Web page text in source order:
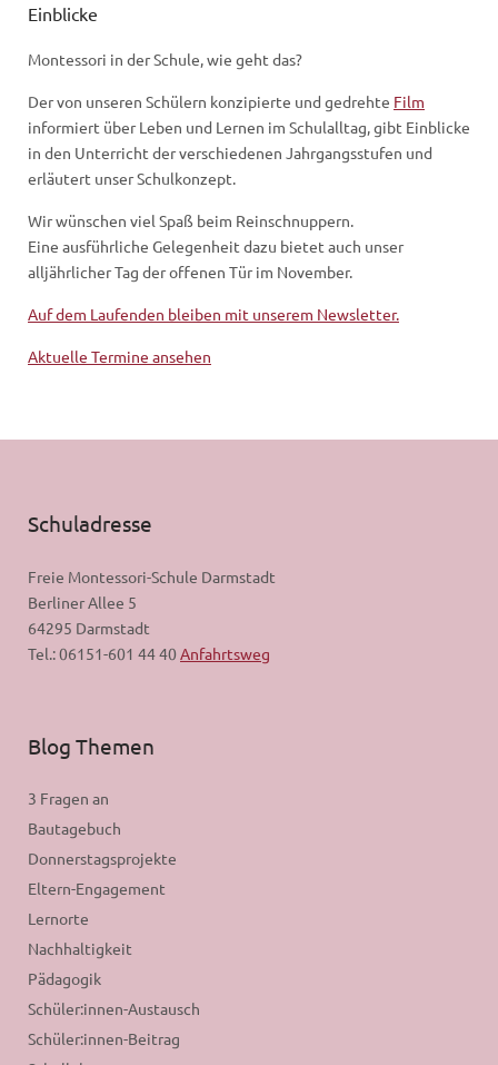
Einblicke
Montessori in der Schule, wie geht das?
Der von unseren Schülern konzipierte und gedrehte Film
informiert über Leben und Lernen im Schulalltag, gibt Einblicke
in den Unterricht der verschiedenen Jahrgangsstufen und
erläutert unser Schulkonzept.
Wir wünschen viel Spaß beim Reinschnuppern.
Eine ausführliche Gelegenheit dazu bietet auch unser
alljährlicher Tag der offenen Tür im November.
Auf dem Laufenden bleiben mit unserem Newsletter.
Aktuelle Termine ansehen
Schuladresse
Freie Montessori-Schule Darmstadt
Berliner Allee 5
64295 Darmstadt
Tel.: 06151-601 44 40Anfahrtsweg
Blog Themen
3 Fragen an
Bautagebuch
Donnerstagsprojekte
Eltern-Engagement
Lernorte
Nachhaltigkeit
Pädagogik
Schüler:innen-Austausch
Schüler:innen-Beitrag